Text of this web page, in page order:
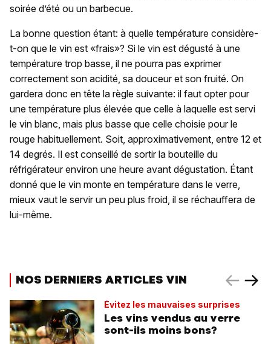
soirée d’été ou un barbecue.
La bonne question étant: à quelle température considère-
t-on que le vin est «frais»? Si le vin est dégusté à une
température trop basse, il ne pourra pas exprimer
correctement son acidité, sa douceur et son fruité. On
gardera donc en tête la règle suivante: il faut opter pour
une température plus élevée que celle à laquelle est servi
le vin blanc, mais plus basse que celle choisie pour le
rouge habituellement. Soit, approximativement, entre 12 et
14 degrés. Il est conseillé de sortir la bouteille du
réfrigérateur environ une heure avant dégustation. Étant
donné que le vin monte en température dans le verre,
mieux vaut le servir un peu plus froid, il se réchauffera de
lui-même.
NOS DERNIERS ARTICLES VIN
Évitez les mauvaises surprises
Les vins vendus au verre
sont-ils moins bons?